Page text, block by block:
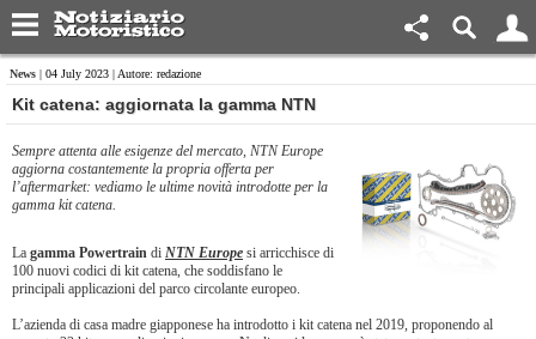
News | 04 July 2023 | Autore: redazione
​Kit catena: aggiornata la gamma NTN
Sempre attenta alle esigenze del mercato, NTN Europe
aggiorna costantemente la propria offerta per
l’aftermarket: vediamo le ultime novità introdotte per la
gamma kit catena.
La gamma Powertrain di NTN Europe si arricchisce di
100 nuovi codici di kit catena, che soddisfano le
principali applicazioni del parco circolante europeo.
L’azienda di casa madre giapponese ha introdotto i kit catena nel 2019, proponendo al